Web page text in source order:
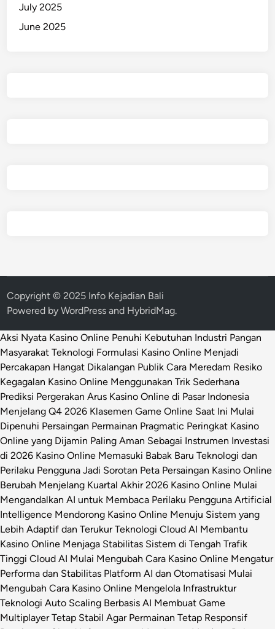
July 2025
June 2025
Copyright © 2025 Info Kejadian Bali
Powered byWordPress and HybridMag.
Aksi Nyata Kasino Online Penuhi Kebutuhan Industri Pangan
Masyarakat Teknologi Formulasi Kasino Online Menjadi
Percakapan Hangat Dikalangan Publik Cara Meredam Resiko
Kegagalan Kasino Online Menggunakan Trik Sederhana
Prediksi Pergerakan Arus Kasino Online di Pasar Indonesia
Menjelang Q4 2026 Klasemen Game Online Saat Ini Mulai
Dipenuhi Persaingan Permainan Pragmatic Peringkat Kasino
Online yang Dijamin Paling Aman Sebagai Instrumen Investasi
di 2026 Kasino Online Memasuki Babak Baru Teknologi dan
Perilaku Pengguna Jadi Sorotan Peta Persaingan Kasino Online
Berubah Menjelang Kuartal Akhir 2026 Kasino Online Mulai
Mengandalkan AI untuk Membaca Perilaku Pengguna Artificial
Intelligence Mendorong Kasino Online Menuju Sistem yang
Lebih Adaptif dan Terukur Teknologi Cloud AI Membantu
Kasino Online Menjaga Stabilitas Sistem di Tengah Trafik
Tinggi Cloud AI Mulai Mengubah Cara Kasino Online Mengatur
Performa dan Stabilitas Platform AI dan Otomatisasi Mulai
Mengubah Cara Kasino Online Mengelola Infrastruktur
Teknologi Auto Scaling Berbasis AI Membuat Game
Multiplayer Tetap Stabil Agar Permainan Tetap Responsif